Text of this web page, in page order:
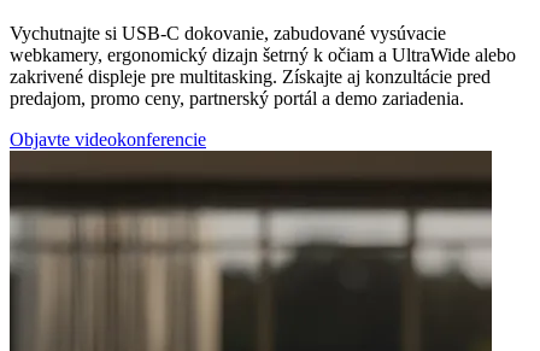
Vychutnajte si USB-C dokovanie, zabudované vysúvacie
webkamery, ergonomický dizajn šetrný k očiam a UltraWide alebo
zakrivené displeje pre multitasking. Získajte aj konzultácie pred
predajom, promo ceny, partnerský portál a demo zariadenia.
Objavte videokonferencie